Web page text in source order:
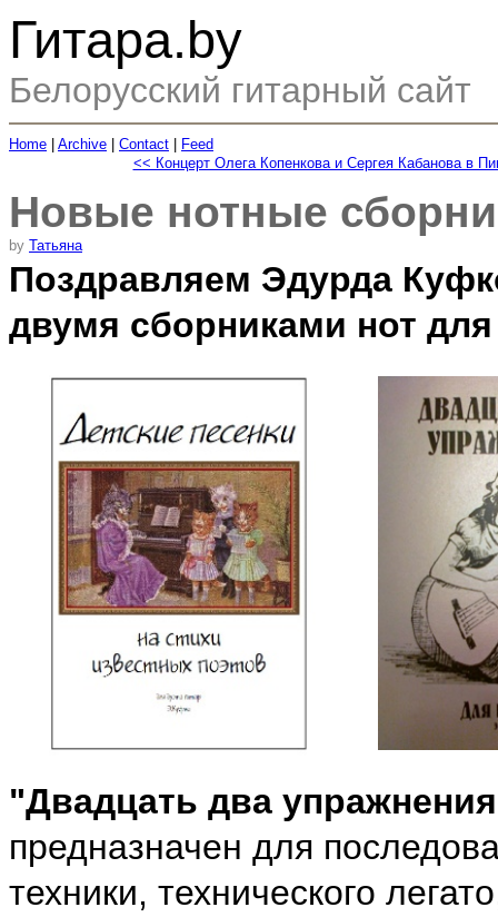
Гитара.by
Белорусский гитарный сайт
Home Archive Contact
Feed
<< Концерт Олега Копенкова и Сергея Кабанова в
Новые нотные
by Татьяна
Поздравляем Эдурда
двумя сборниками нот
"Двадцать два
предназначен для
техники, технического